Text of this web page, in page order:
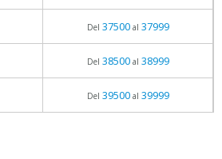
Del 37500al 37999
Del 38500al 38999
Del 39500al 39999